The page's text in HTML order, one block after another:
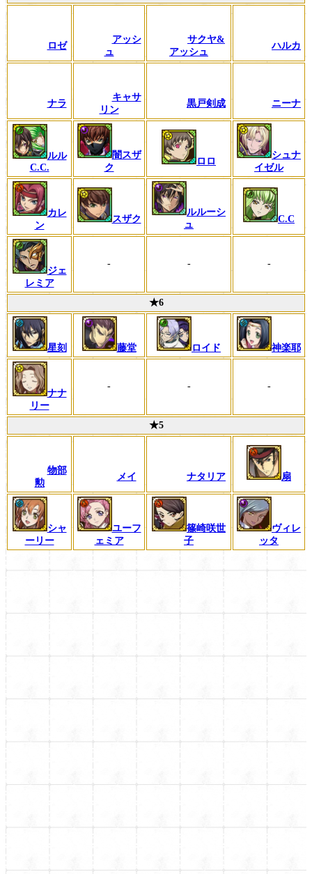
ロゼ
アッシ
ュ
サクヤ&
アッシュ
ハルカ
ナラ
キャサ
リン
黒戸剣成 ニーナ
ルル
C.C.
闇スザ
ク
ロロ
シュナ
イゼル
カレ
ン
スザク
ルルーシ
ュ
C.C
ジェ
レミア
- - -
★6
星刻 藤堂 ロイド 神楽耶
ナナ
リー
- - -
★5
物部
勲
メイ ナタリア 扇
シャ
ーリー
ユーフ
ェミア
篠崎咲世
子
ヴィレ
ッタ